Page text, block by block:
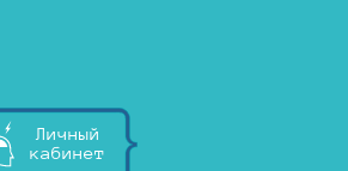
Личный
кабинет